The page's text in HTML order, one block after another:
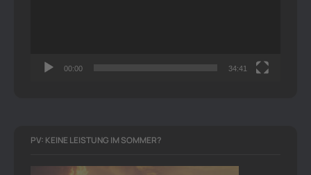
00:00 34:41
PV: KEINE LEISTUNG IM SOMMER?